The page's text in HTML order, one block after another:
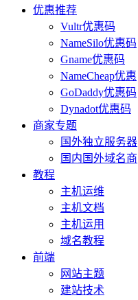
优惠推荐
Vultr优惠码
NameSilo优惠码
Gname优惠码
NameCheap优惠
GoDaddy优惠码
Dynadot优惠码
商家专题
国外独立服务器
国内国外域名商
教程
主机运维
主机文档
主机运用
域名教程
前端
网站主题
建站技术